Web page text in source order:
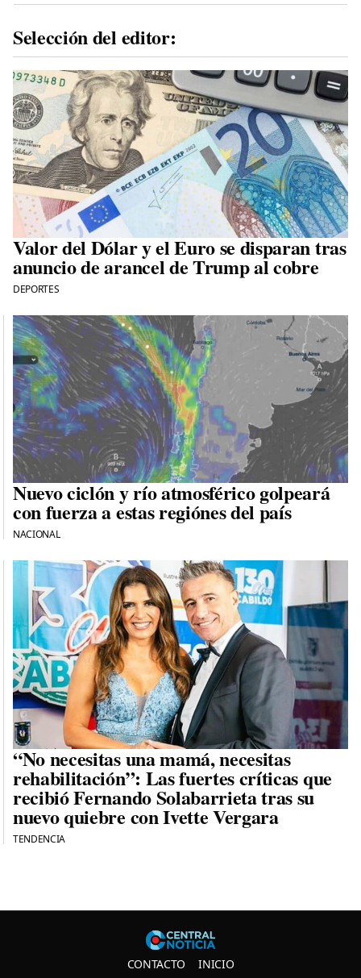
Selección del editor:
Valor del Dólar y el Euro se disparan tras
anuncio de arancel de Trump al cobre
DEPORTES
Nuevo ciclón y río atmosférico golpeará
con fuerza a estas regiónes del país
NACIONAL
“No necesitas una mamá, necesitas
rehabilitación”: Las fuertes críticas que
recibió Fernando Solabarrieta tras su
nuevo quiebre con Ivette Vergara
TENDENCIA
Central
CONTACTO INICIO